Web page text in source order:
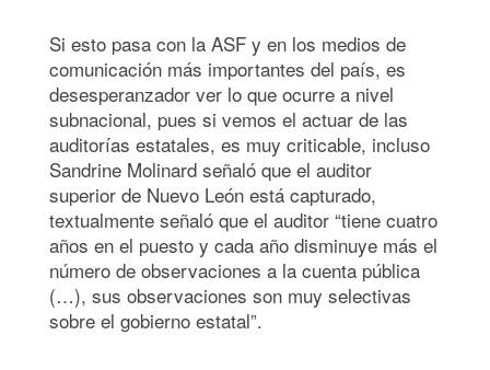
Si esto pasa con la ASF y en los medios de
comunicación más importantes del país, es
desesperanzador ver lo que ocurre a nivel
subnacional, pues si vemos el actuar de las
auditorías estatales, es muy criticable, incluso
Sandrine Molinard señaló que el auditor
superior de Nuevo León está capturado,
textualmente señaló que el auditor “tiene cuatro
años en el puesto y cada año disminuye más el
número de observaciones a la cuenta pública
(…), sus observaciones son muy selectivas
sobre el gobierno estatal”.